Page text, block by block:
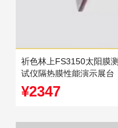
祈色林上FS3150太阳膜测
试仪隔热膜性能演示展台
南玻威固魔镜检测仪
¥2347